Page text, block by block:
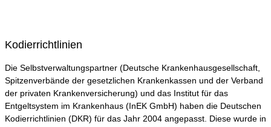
Kodierrichtlinien
Die Selbstverwaltungspartner (Deutsche Krankenhausgesellschaft,
Spitzenverbände der gesetzlichen Krankenkassen und der Verband
der privaten Krankenversicherung) und das Institut für das
Entgeltsystem im Krankenhaus (InEK GmbH) haben die Deutschen
Kodierrichtlinien (DKR) für das Jahr 2004 angepasst. Diese wurde in